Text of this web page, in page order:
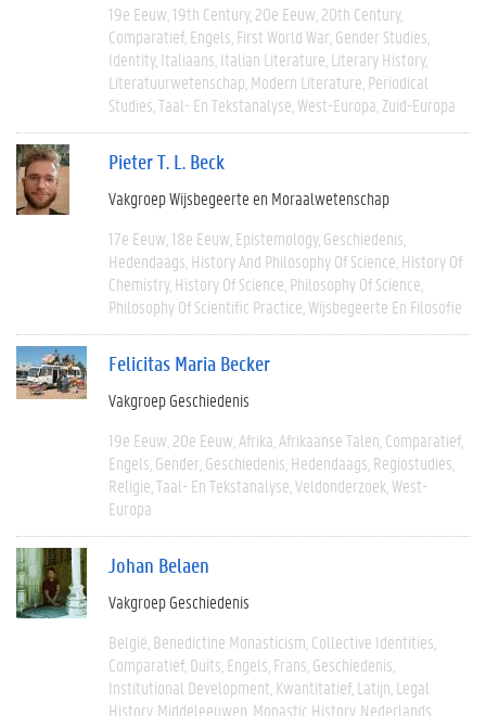
19e Eeuw 19th Century 20e Eeuw 20th Century
Comparatief Engels First World War Gender Studies
Identity Italiaans Italian Literature Literary History
Literatuurwetenschap Modern Literature Periodical
Studies Taal- En Tekstanalyse West-Europa Zuid-Europa
Pieter T. L. Beck
Vakgroep Wijsbegeerte en Moraalwetenschap
17e Eeuw 18e Eeuw Epistemology Geschiedenis
Hedendaags History And Philosophy Of Science History Of
Chemistry History Of Science Philosophy Of Science
Philosophy Of Scientific Practice Wijsbegeerte En Filosofie
Felicitas Maria Becker
Vakgroep Geschiedenis
19e Eeuw 20e Eeuw Afrika Afrikaanse Talen Comparatief
Engels Gender Geschiedenis Hedendaags Regiostudies
Religie Taal- En Tekstanalyse Veldonderzoek West-
Europa
Johan Belaen
Vakgroep Geschiedenis
België Benedictine Monasticism Collective Identities
Comparatief Duits Engels Frans Geschiedenis
Institutional Development Kwantitatief Latijn Legal
History Middeleeuwen Monastic History Nederlands